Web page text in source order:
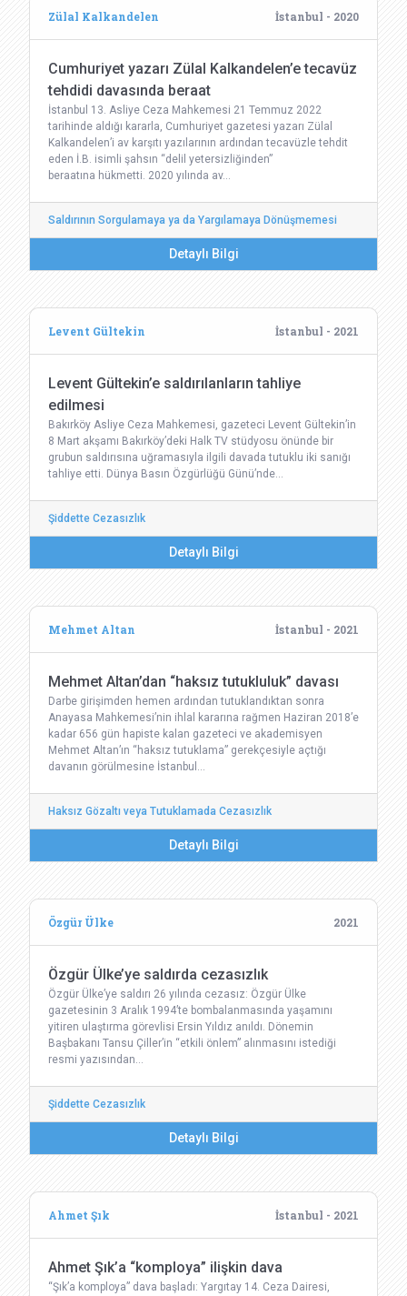
Zülal Kalkandelen İstanbul - 2020
Cumhuriyet yazarı Zülal Kalkandelen’e tecavüz
tehdidi davasında beraat
İstanbul 13. Asliye Ceza Mahkemesi 21 Temmuz 2022
tarihinde aldığı kararla, Cumhuriyet gazetesi yazarı Zülal
Kalkandelen’i av karşıtı yazılarının ardından tecavüzle tehdit
eden İ.B. isimli şahsın “delil yetersizliğinden”
beraatına hükmetti. 2020 yılında av…
Saldırının Sorgulamaya ya da Yargılamaya Dönüşmemesi
Detaylı Bilgi
Levent Gültekin İstanbul - 2021
Levent Gültekin’e saldırılanların tahliye
edilmesi
Bakırköy Asliye Ceza Mahkemesi, gazeteci Levent Gültekin’in
8 Mart akşamı Bakırköy’deki Halk TV stüdyosu önünde bir
grubun saldırısına uğramasıyla ilgili davada tutuklu iki sanığı
tahliye etti. Dünya Basın Özgürlüğü Günü’nde…
Şiddette Cezasızlık
Detaylı Bilgi
Mehmet Altan İstanbul - 2021
Mehmet Altan’dan “haksız tutukluluk” davası
Darbe girişimden hemen ardından tutuklandıktan sonra
Anayasa Mahkemesi’nin ihlal kararına rağmen Haziran 2018’e
kadar 656 gün hapiste kalan gazeteci ve akademisyen
Mehmet Altan’ın “haksız tutuklama” gerekçesiyle açtığı
davanın görülmesine İstanbul…
Haksız Gözaltı veya Tutuklamada Cezasızlık
Detaylı Bilgi
Özgür Ülke 2021
Özgür Ülke’ye saldırda cezasızlık
Özgür Ülke’ye saldırı 26 yılında cezasız: Özgür Ülke
gazetesinin 3 Aralık 1994’te bombalanmasında yaşamını
yitiren ulaştırma görevlisi Ersin Yıldız anıldı. Dönemin
Başbakanı Tansu Çiller’in “etkili önlem” alınmasını istediği
resmi yazısından…
Şiddette Cezasızlık
Detaylı Bilgi
Ahmet Şık İstanbul - 2021
Ahmet Şık’a “komploya” ilişkin dava
“Şık’a komploya” dava başladı: Yargıtay 14. Ceza Dairesi,